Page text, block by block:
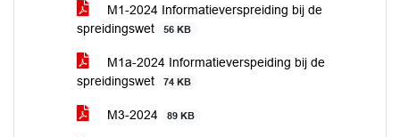
M1-2024 Informatieverspreiding bij de
spreidingswet
56 KB
M1a-2024 Informatieverspeiding bij de
spreidingswet
74 KB
M3-2024 89 KB